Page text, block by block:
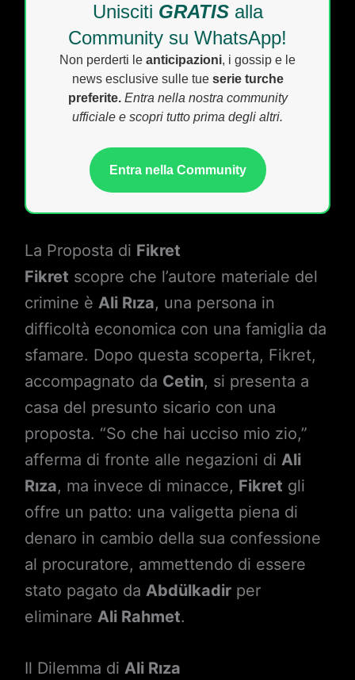
Unisciti GRATISalla
Community su WhatsApp!
Non perderti le anticipazioni, i gossip e le
news esclusive sulle tue serie turche
preferite. Entra nella nostra community
ufficiale e scopri tutto prima degli altri.
Entra nella Community
La Proposta di Fikret
Fikret scopre che l’autore materiale del
crimine è Ali Rıza, una persona in
difficoltà economica con una famiglia da
sfamare. Dopo questa scoperta, Fikret,
accompagnato da Cetin, si presenta a
casa del presunto sicario con una
proposta. “So che hai ucciso mio zio,”
afferma di fronte alle negazioni di Ali
Rıza, ma invece di minacce, Fikret gli
offre un patto: una valigetta piena di
denaro in cambio della sua confessione
al procuratore, ammettendo di essere
stato pagato da Abdülkadirper
eliminare Ali Rahmet.
Il Dilemma di Ali Rıza